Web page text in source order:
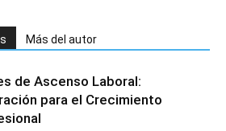
Más del autor
de Ascenso Laboral:
para el Crecimiento